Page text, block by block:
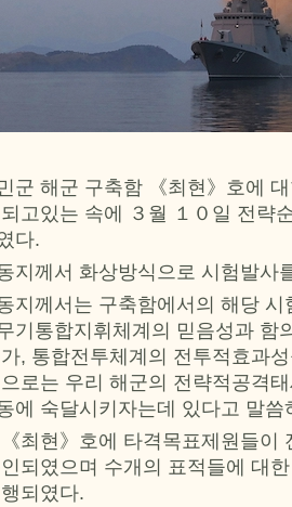
군 해군 구축함 《최현》호에
고있는 속에 ３월 １０일 전략
다.
지께서 화상방식으로 시험발사
지께서는 구축함에서의 해당
기통합지휘체계의 믿음성과 함
, 통합전투체계의 전투적효과
로는 우리 해군의 전략적공격
에 숙달시키자는데 있다고 말씀
최현》호에 타격목표제원들이
되였으며 수개의 표적들에 대
되였다.